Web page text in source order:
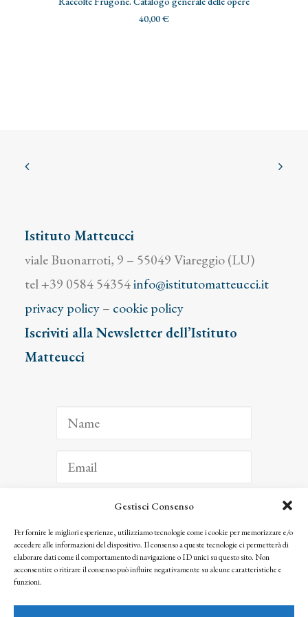
Gestisci Consenso
Per fornire le migliori esperienze, utilizziamo tecnologie come i cookie per memorizzare e/o
accedere alle informazioni del dispositivo. Il consenso a queste tecnologie ci permetterà di
elaborare dati come il comportamento di navigazione o ID unici su questo sito. Non
acconsentire o ritirare il consenso può influire negativamente su alcune caratteristiche e
funzioni.
40,00€
Istituto Matteucci
viale Buonarroti, 9 – 55049 Viareggio (LU)
tel +39 0584 54354info@istitutomatteucci.it
privacy policy– cookie policy
Iscriviti alla Newsletter dell’Istituto
Matteucci
ISCRIVITI
Facendo clic per iscriverti, riconosci che le tue informazioni saranno trattate
seguendo la nostra Privacy Policy
© 2025 Istituto Matteucci. All right reserved
l’autorizzazione scritta dei proprietari dei diritti e dell’Istituto Matteucci